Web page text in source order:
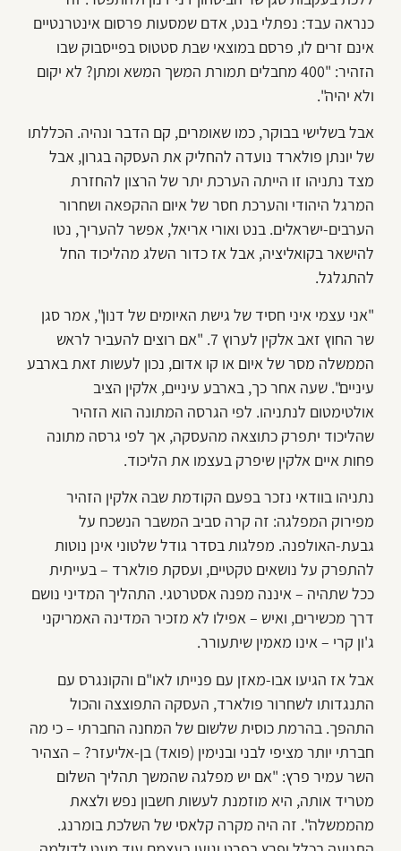
כנראה עבד: נפתלי בנט, אדם שמסעות פרסום אינטרנטיים
אינם זרים לו, פרסם במוצאי שבת סטטוס בפייסבוק שבו
הזהיר: "400 מחבלים תמורת המשך המשא ומתן? לא יקום
ולא יהיה".
אבל בשלישי בבוקר, כמו שאומרים, קם הדבר ונהיה. הכללתו
של יונתן פולארד נועדה להחליק את העסקה בגרון, אבל
מצד נתניהו זו הייתה הערכת יתר של הרצון להחזרת
המרגל היהודי והערכת חסר של איום ההקפאה ושחרור
הערבים-ישראלים. בנט ואורי אריאל, אפשר להעריך, נטו
להישאר בקואליציה, אבל אז כדור השלג מהליכוד החל
להתגלגל.
"אני עצמי איני חסיד של גישת האיומים של דנון", אמר סגן
שר החוץ זאב אלקין לערוץ 7. "אם רוצים להעביר לראש
הממשלה מסר של איום או קו אדום, נכון לעשות זאת בארבע
עיניים". שעה אחר כך, בארבע עיניים, אלקין הציב
אולטימטום לנתניהו. לפי הגרסה המתונה הוא הזהיר
שהליכוד יתפרק כתוצאה מהעסקה, אך לפי גרסה מתונה
פחות איים אלקין שיפרק בעצמו את הליכוד.
נתניהו בוודאי נזכר בפעם הקודמת שבה אלקין הזהיר
מפירוק המפלגה: זה קרה סביב המשבר הנשכח על
גבעת-האולפנה. מפלגות בסדר גודל שלטוני אינן נוטות
להתפרק על נושאים טקטיים, ועסקת פולארד – בעייתית
ככל שתהיה – איננה מפנה אסטרטגי. התהליך המדיני נושם
דרך מכשירים, ואיש – אפילו לא מזכיר המדינה האמריקני
ג'ון קרי – אינו מאמין שיתעורר.
אבל אז הגיעו אבו-מאזן עם פנייתו לאו"ם והקונגרס עם
התנגדותו לשחרור פולארד, העסקה התפוצצה והכול
התהפך. בהרמת כוסית שלשום של המחנה החברתי – כי מה
חברתי יותר מציפי לבני ובנימין (פואד) בן-אליעזר? – הצהיר
השר עמיר פרץ: "אם יש מפלגה שהמשך תהליך השלום
מטריד אותה, היא מוזמנת לעשות חשבון נפש ולצאת
מהממשלה". זה היה מקרה קלאסי של השלכת בומרנג.